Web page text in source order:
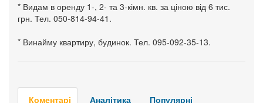
* Видам в оренду 1-, 2- та 3-кімн. кв. за ціною від 6 тис.
грн. Тел. 050-814-94-41.
* Винайму квартиру, будинок. Тел. 095-092-35-13.
Коментарі Аналітика Популярні